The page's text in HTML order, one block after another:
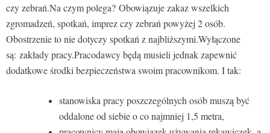
czy zebrań.Na czym polega? Obowiązuje zakaz wszelkich
zgromadzeń, spotkań, imprez czy zebrań powyżej 2 osób.
Obostrzenie to nie dotyczy spotkań z najbliższymi.Wyłączone
są: zakłady pracy.Pracodawcy będą musieli jednak zapewnić
dodatkowe środki bezpieczeństwa swoim pracownikom. I tak:
stanowiska pracy poszczególnych osób muszą być
oddalone od siebie o co najmniej 1,5 metra,